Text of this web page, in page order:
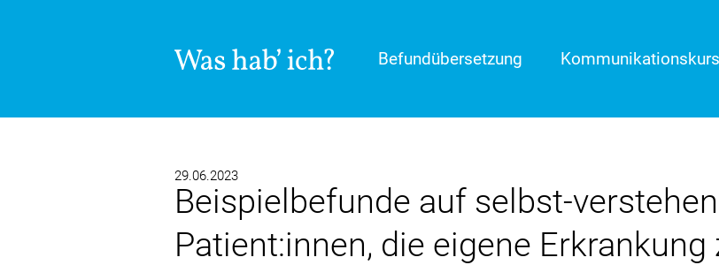
Befundübersetzung Kommunikationskurs
29.06.2023
Beispielbefunde auf selbst-
Patient:innen, die eigene Erkrankung